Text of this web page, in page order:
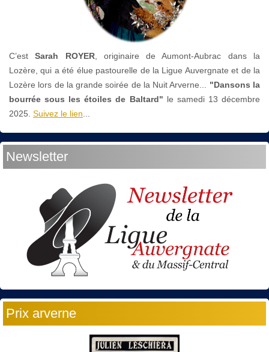
C’estSarah ROYER, originaire de Aumont-Aubrac dans la
Lozère, qui a été élue pastourelle de la Ligue Auvergnate et de la
Lozère lors de la grande soirée de la Nuit Arverne...
"Dansons la
bourrée sous les étoiles de Baltard" le samedi 13 décembre
2025. Suivez le lien
Newsletter
Prix arverne